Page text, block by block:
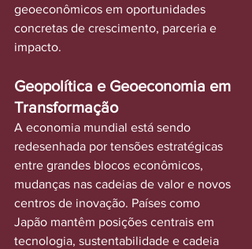
geoeconômicos em oportunidades
concretas de crescimento, parceria e
impacto.
Geopolítica e Geoeconomia em
Transformação
A economia mundial está sendo
redesenhada por tensões estratégicas
entre grandes blocos econômicos,
mudanças nas cadeias de valor e novos
centros de inovação. Países como
Japão mantêm posições centrais em
tecnologia, sustentabilidade e cadeia